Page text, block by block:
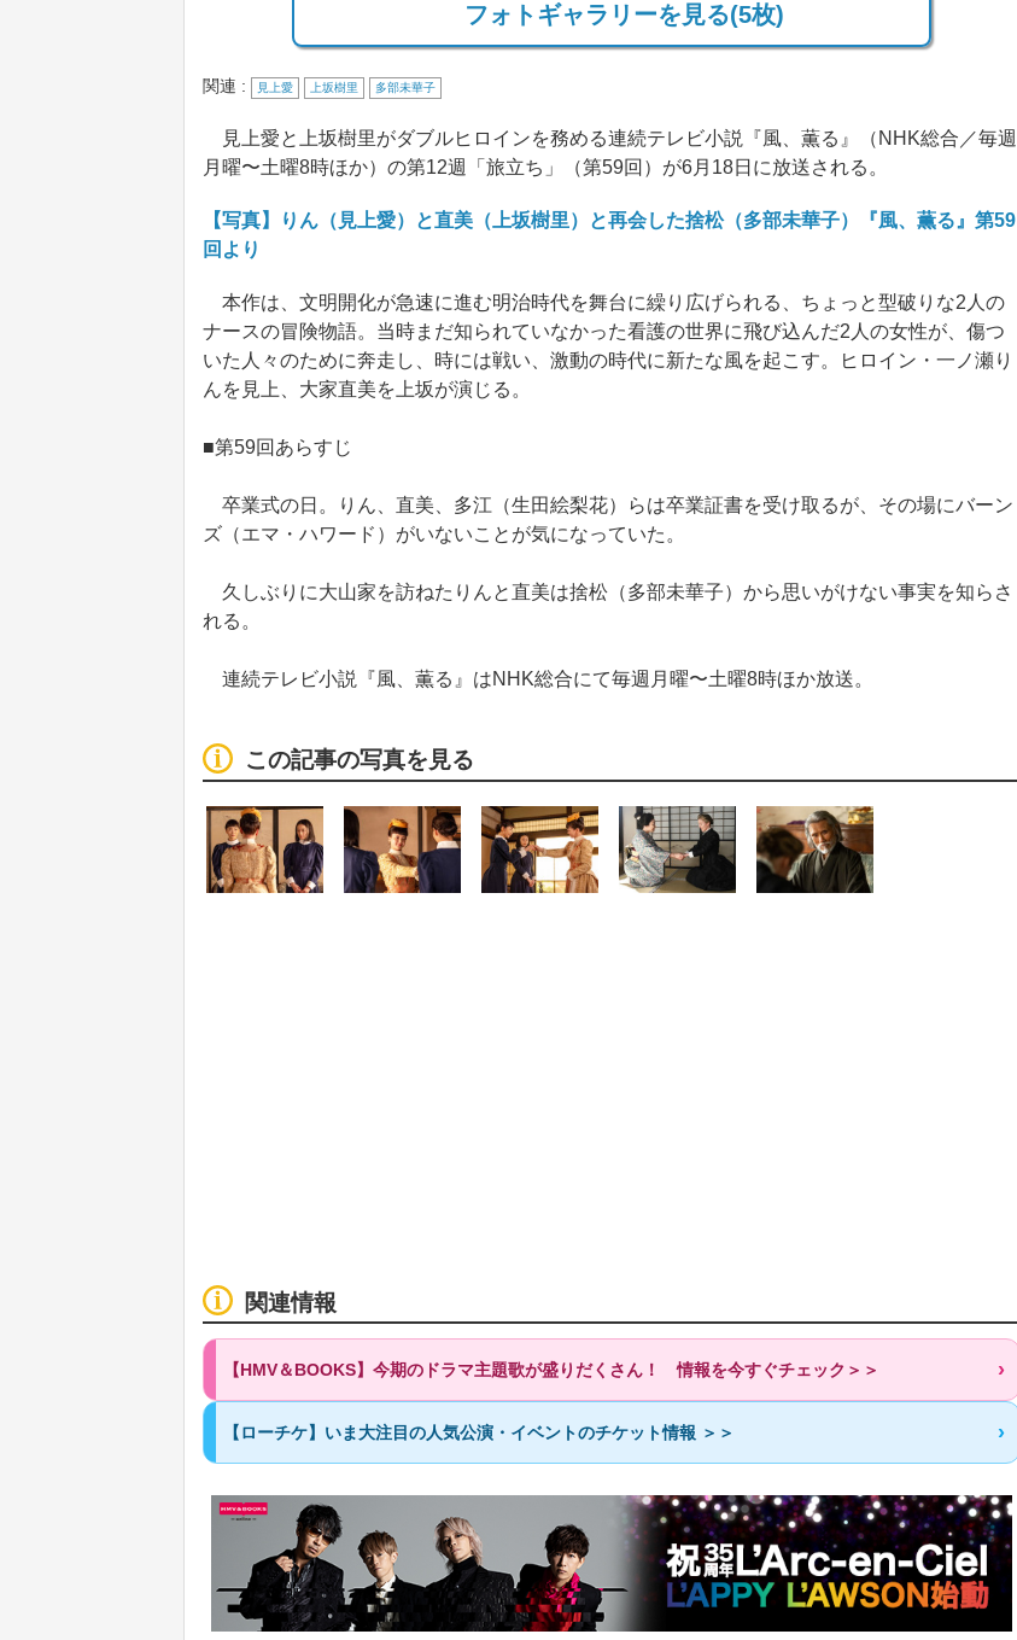
フォトギャラリーを見る(5枚)
関連 : 見上愛 上坂樹里 多部未華子
見上愛と上坂樹里がダブルヒロインを務める連続テレビ小説『風、薫る』（NHK総合／毎週
月曜〜土曜8時ほか）の第12週「旅立ち」（第59回）が6月18日に放送される。
【写真】りん（見上愛）と直美（上坂樹里）と再会した捨松（多部未華子）『風、薫る』第59
回より
本作は、文明開化が急速に進む明治時代を舞台に繰り広げられる、ちょっと型破りな2人の
ナースの冒険物語。当時まだ知られていなかった看護の世界に飛び込んだ2人の女性が、傷つ
いた人々のために奔走し、時には戦い、激動の時代に新たな風を起こす。ヒロイン・一ノ瀬り
んを見上、大家直美を上坂が演じる。
■第59回あらすじ
卒業式の日。りん、直美、多江（生田絵梨花）らは卒業証書を受け取るが、その場にバーン
ズ（エマ・ハワード）がいないことが気になっていた。
久しぶりに大山家を訪ねたりんと直美は捨松（多部未華子）から思いがけない事実を知らさ
れる。
連続テレビ小説『風、薫る』はNHK総合にて毎週月曜〜土曜8時ほか放送。
この記事の写真を見る
関連情報
【HMV＆BOOKS】今期のドラマ主題歌が盛りだくさん！ 情報を今すぐチェック＞＞
【ローチケ】いま大注目の人気公演・イベントのチケット情報 ＞＞